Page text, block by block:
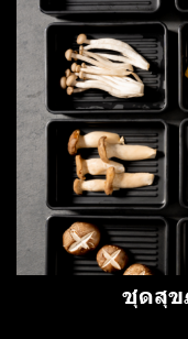
ชุดสุข